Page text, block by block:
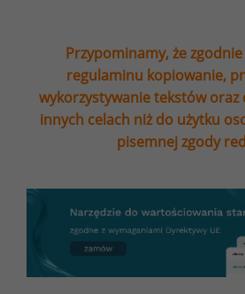
Przypominamy, że zgodnie
regulaminu kopiowanie,
wykorzystywanie tekstów
innych celach niż do użytku
pisemnej zgody